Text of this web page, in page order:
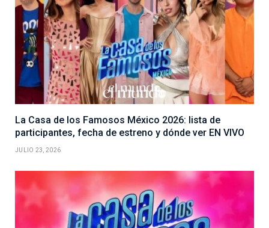
La Casa de los Famosos México 2026: lista de
participantes, fecha de estreno y dónde ver EN VIVO
JULIO 23, 2026